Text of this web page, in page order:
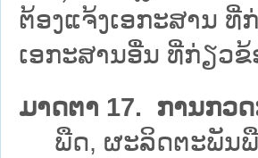
ຕ້ອງແຈ້ງເອກະສານ
ເອກະສານອື່ນ ທີ່ກ່ຽວ
ມາດຕາ 17. ການກວ
ພືດ, ຜະລິດຕະພັນພື